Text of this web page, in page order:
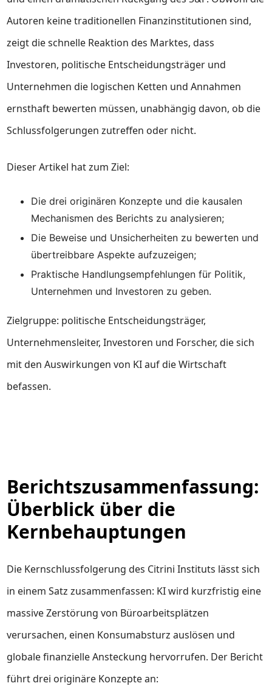
Autoren keine traditionellen Finanzinstitutionen sind,
zeigt die schnelle Reaktion des Marktes, dass
Investoren, politische Entscheidungsträger und
Unternehmen die logischen Ketten und Annahmen
ernsthaft bewerten müssen, unabhängig davon, ob die
Schlussfolgerungen zutreffen oder nicht.
Dieser Artikel hat zum Ziel:
Die drei originären Konzepte und die kausalen
Mechanismen des Berichts zu analysieren;
Die Beweise und Unsicherheiten zu bewerten und
übertreibbare Aspekte aufzuzeigen;
Praktische Handlungsempfehlungen für Politik,
Unternehmen und Investoren zu geben.
Zielgruppe: politische Entscheidungsträger,
Unternehmensleiter, Investoren und Forscher, die sich
mit den Auswirkungen von KI auf die Wirtschaft
befassen.
Berichtszusammenfassung:
Überblick über die
Kernbehauptungen
Die Kernschlussfolgerung des Citrini Instituts lässt sich
in einem Satz zusammenfassen: KI wird kurzfristig eine
massive Zerstörung von Büroarbeitsplätzen
verursachen, einen Konsumabsturz auslösen und
globale finanzielle Ansteckung hervorrufen. Der Bericht
führt drei originäre Konzepte an: